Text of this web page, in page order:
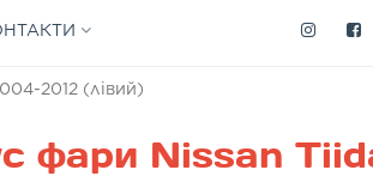
2012 (лівий)
фари Nissan